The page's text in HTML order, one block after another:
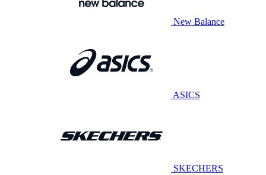
New Balance
ASICS
SKECHERS